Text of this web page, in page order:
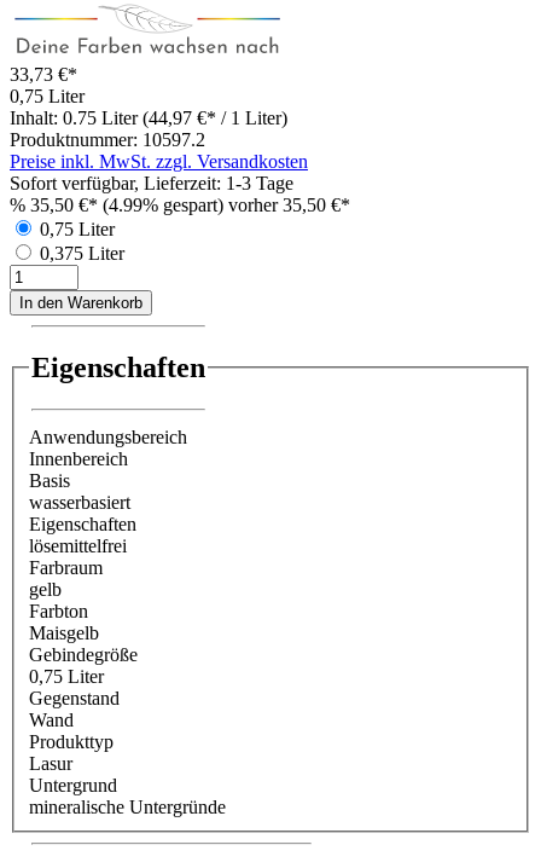
33,73 €*
0,75 Liter
Inhalt: 0.75 Liter (44,97 €* / 1 Liter)
Produktnummer: 10597.2
Preise inkl. MwSt. zzgl. Versandkosten
Sofort verfügbar, Lieferzeit: 1-3 Tage
% 35,50 €* (4.99% gespart) vorher 35,50 €*
0,75 Liter
0,375 Liter
In den Warenkorb
Eigenschaften
Anwendungsbereich
Innenbereich
Basis
wasserbasiert
Eigenschaften
lösemittelfrei
Farbraum
gelb
Farbton
Maisgelb
Gebindegröße
0,75 Liter
Gegenstand
Wand
Produkttyp
Lasur
Untergrund
mineralische Untergründe